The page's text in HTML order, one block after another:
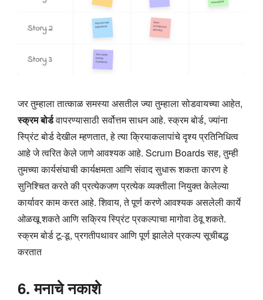
जर तुम्हाला तात्काळ समस्या असतील ज्या तुम्हाला सोडवायच्या आहेत,
स्क्रम बोर्डवापरण्यासाठी सर्वोत्तम साधन आहे. स्क्रम बोर्ड, ज्यांना
स्प्रिंट बोर्ड देखील म्हणतात, हे त्या क्रियाकलापांचे दृश्य प्रतिनिधित्व
आहे जे त्वरित केले जाणे आवश्यक आहे. Scrum Boards सह, तुम्ही
तुमच्या कार्यसंघाची कार्यक्षमता आणि संवाद सुधारू शकता कारण हे
सुनिश्चित करते की प्रत्येकजण प्रत्येक व्यक्तीला नियुक्त केलेल्या
कार्यावर काम करत आहे. शिवाय, ते पूर्ण करणे आवश्यक असलेली कार्ये
ओळखू शकते आणि सक्रिय स्प्रिंट प्रकल्पाचा मागोवा ठेवू शकते.
स्क्रम बोर्ड टू-डू, प्रगतीपथावर आणि पूर्ण झालेले प्रकल्प सूचीबद्ध
करतात
6. मनाचे नकाशे